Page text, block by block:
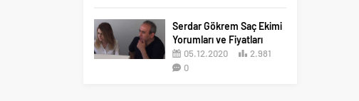
Serdar Gökrem Saç Ekimi
Yorumları ve Fiyatları
05.12.2020
2.981
0